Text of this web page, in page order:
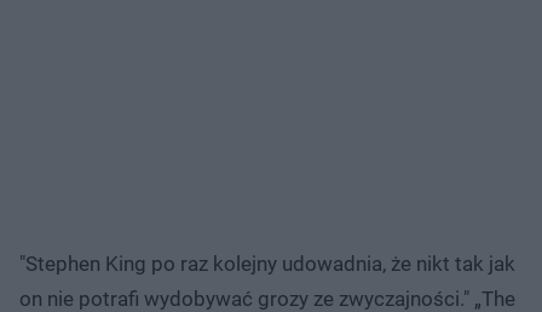
"Stephen King po raz kolejny udowadnia, że nikt tak jak
on nie potrafi wydobywać grozy ze zwyczajności." „The